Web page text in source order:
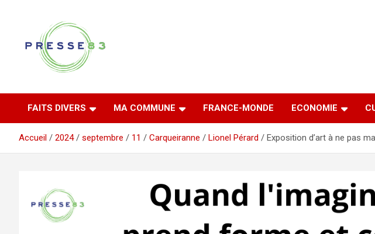
Presse 83
FAITS DIVERS MA COMMUNE FRANCE-MONDE ECONOMIE
Accueil 2024 septembre 11 Carqueiranne Lionel Pérard Exposition d’art à ne pas